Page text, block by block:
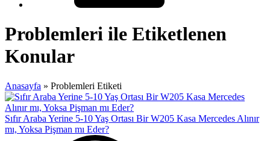
Problemleri ile Etiketlenen
Konular
Anasayfa » Problemleri Etiketi
Sıfır Araba Yerine 5-10 Yaş Ortası Bir W205 Kasa Mercedes Alınır
mı, Yoksa Pişman mı Eder?